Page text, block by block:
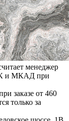
менеджер
и МКАД при
заказе от 460
только за